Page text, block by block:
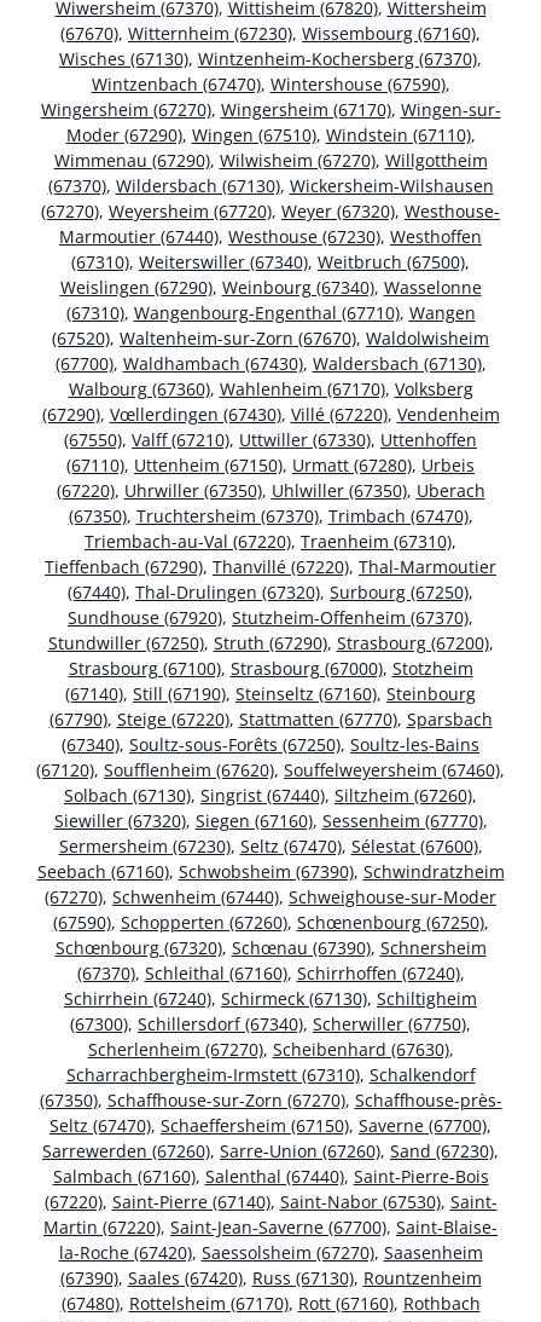
Wiwersheim (67370), Wittisheim (67820), Wittersheim
(67670), Witternheim (67230), Wissembourg (67160),
Wisches (67130), Wintzenheim-Kochersberg (67370),
Wintzenbach (67470), Wintershouse (67590),
Wingersheim (67270), Wingersheim (67170), Wingen-sur-
Moder (67290), Wingen (67510), Windstein (67110),
Wimmenau (67290), Wilwisheim (67270), Willgottheim
(67370), Wildersbach (67130), Wickersheim-Wilshausen
(67270), Weyersheim (67720), Weyer (67320), Westhouse-
Marmoutier (67440), Westhouse (67230), Westhoffen
(67310), Weiterswiller (67340), Weitbruch (67500),
Weislingen (67290), Weinbourg (67340), Wasselonne
(67310), Wangenbourg-Engenthal (67710), Wangen
(67520), Waltenheim-sur-Zorn (67670), Waldolwisheim
(67700), Waldhambach (67430), Waldersbach (67130),
Walbourg (67360), Wahlenheim (67170), Volksberg
(67290), Vœllerdingen (67430), Villé (67220), Vendenheim
(67550), Valff (67210), Uttwiller (67330), Uttenhoffen
(67110), Uttenheim (67150), Urmatt (67280), Urbeis
(67220), Uhrwiller (67350), Uhlwiller (67350), Uberach
(67350), Truchtersheim (67370), Trimbach (67470),
Triembach-au-Val (67220), Traenheim (67310),
Tieffenbach (67290), Thanvillé (67220), Thal-Marmoutier
(67440), Thal-Drulingen (67320), Surbourg (67250),
Sundhouse (67920), Stutzheim-Offenheim (67370),
Stundwiller (67250), Struth (67290), Strasbourg (67200),
Strasbourg (67100), Strasbourg (67000), Stotzheim
(67140), Still (67190), Steinseltz (67160), Steinbourg
(67790), Steige (67220), Stattmatten (67770), Sparsbach
(67340), Soultz-sous-Forêts (67250), Soultz-les-Bains
(67120), Soufflenheim (67620), Souffelweyersheim (67460),
Solbach (67130), Singrist (67440), Siltzheim (67260),
Siewiller (67320), Siegen (67160), Sessenheim (67770),
Sermersheim (67230), Seltz (67470), Sélestat (67600),
Seebach (67160), Schwobsheim (67390), Schwindratzheim
(67270), Schwenheim (67440), Schweighouse-sur-Moder
(67590), Schopperten (67260), Schœnenbourg (67250),
Schœnbourg (67320), Schœnau (67390), Schnersheim
(67370), Schleithal (67160), Schirrhoffen (67240),
Schirrhein (67240), Schirmeck (67130), Schiltigheim
(67300), Schillersdorf (67340), Scherwiller (67750),
Scherlenheim (67270), Scheibenhard (67630),
Scharrachbergheim-Irmstett (67310), Schalkendorf
(67350), Schaffhouse-sur-Zorn (67270), Schaffhouse-près-
Seltz (67470), Schaeffersheim (67150), Saverne (67700),
Sarrewerden (67260), Sarre-Union (67260), Sand (67230),
Salmbach (67160), Salenthal (67440), Saint-Pierre-Bois
(67220), Saint-Pierre (67140), Saint-Nabor (67530), Saint-
Martin (67220), Saint-Jean-Saverne (67700), Saint-Blaise-
la-Roche (67420), Saessolsheim (67270), Saasenheim
(67390), Saales (67420), Russ (67130), Rountzenheim
(67480), Rottelsheim (67170), Rott (67160), Rothbach